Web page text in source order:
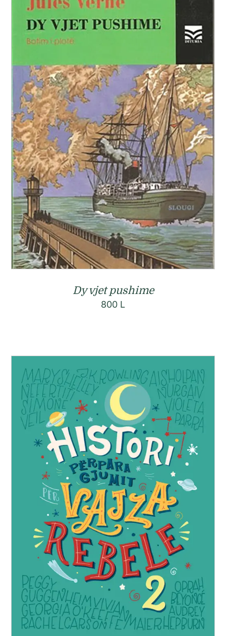
Dy vjet pushime
800 L